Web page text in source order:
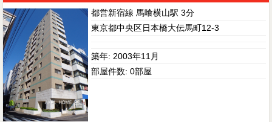
都営新宿線 馬喰横山駅 3分
東京都中央区日本橋大伝馬町12-3
築年: 2003年11月
部屋件数: 0部屋